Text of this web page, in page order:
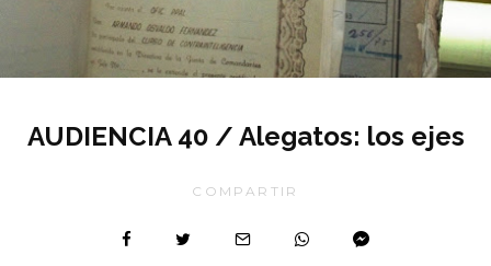
AUDIENCIA 40 / Alegatos: los ejes
COMPARTIR